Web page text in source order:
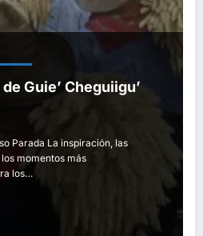
Guie’ Cheguiigu’
Parada La inspiración, las
momentos más
los…